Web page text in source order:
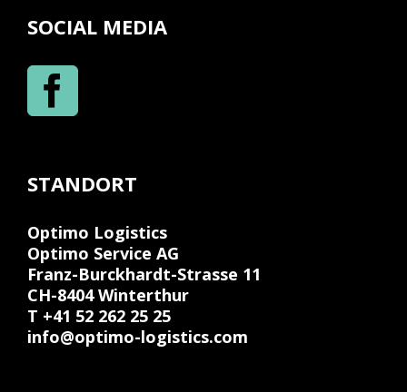
SOCIAL MEDIA
STANDORT
Optimo Logistics
Optimo Service AG
Franz-Burckhardt-Strasse 11
CH-8404 Winterthur
T +41 52 262 25 25
info@optimo-logistics.com